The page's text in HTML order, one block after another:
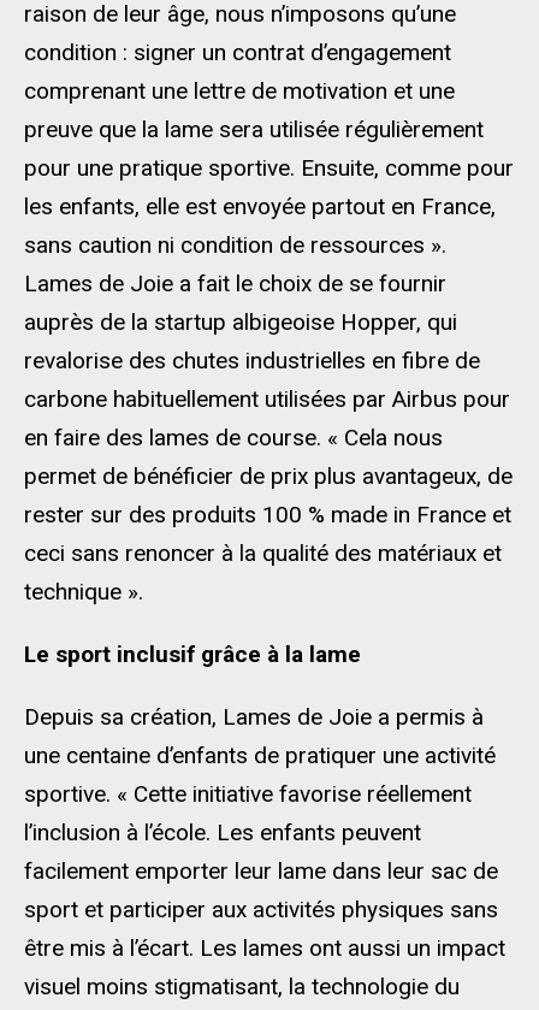
raison de leur âge, nous n’imposons qu’une
condition : signer un contrat d’engagement
comprenant une lettre de motivation et une
preuve que la lame sera utilisée régulièrement
pour une pratique sportive. Ensuite, comme pour
les enfants, elle est envoyée partout en France,
sans caution ni condition de ressources ».
Lames de Joie a fait le choix de se fournir
auprès de la startup albigeoise Hopper, qui
revalorise des chutes industrielles en fibre de
carbone habituellement utilisées par Airbus pour
en faire des lames de course. « Cela nous
permet de bénéficier de prix plus avantageux, de
rester sur des produits 100 % made in France et
ceci sans renoncer à la qualité des matériaux et
technique ».
Le sport inclusif grâce à la lame
Depuis sa création, Lames de Joie a permis à
une centaine d’enfants de pratiquer une activité
sportive. « Cette initiative favorise réellement
l’inclusion à l’école. Les enfants peuvent
facilement emporter leur lame dans leur sac de
sport et participer aux activités physiques sans
être mis à l’écart. Les lames ont aussi un impact
visuel moins stigmatisant, la technologie du